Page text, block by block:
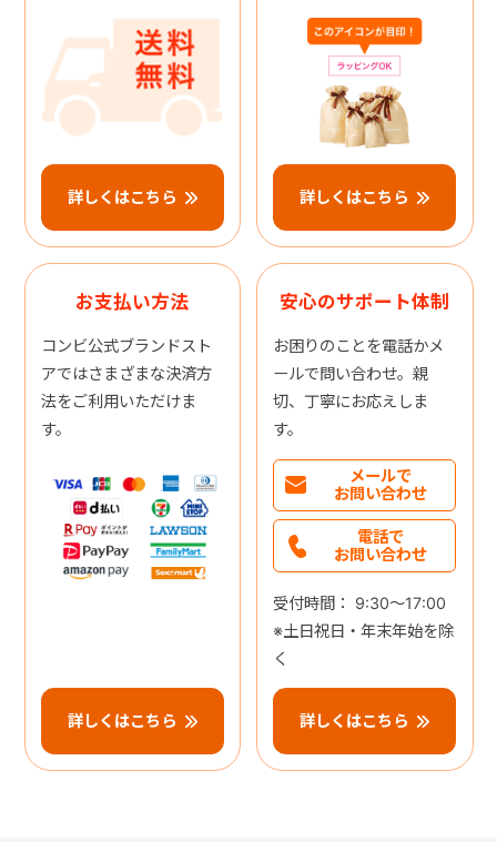
詳しくはこちら 詳しくはこちら
お支払い方法
コンビ公式ブランドスト
アではさまざまな決済方
法をご利用いただけま
す。
詳しくはこちら
安心のサポート体制
お困りのことを電話かメ
ールで問い合わせ。親
切、丁寧にお応えしま
す。
メールで
お問い合わせ
電話で
お問い合わせ
受付時間： 9:30～17:00
※土日祝日・年末年始を除
く
詳しくはこちら